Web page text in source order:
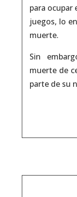
para ocupar
juegos, lo
muerte.
Sin
muerte de
parte de su